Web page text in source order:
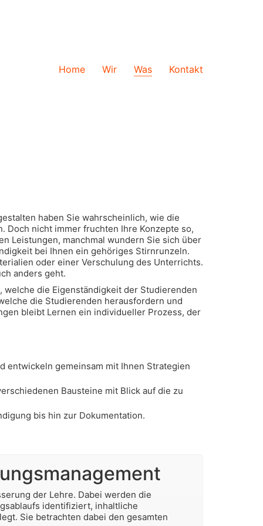
Home Wir Was Kontakt
haben Sie wahrscheinlich, wie die
Doch nicht immer fruchten Ihre Konzepte so,
Leistungen, manchmal wundern Sie sich über
bei Ihnen ein gehöriges Stirnrunzeln.
oder einer Verschulung des Unterrichts.
anders geht.
die Eigenständigkeit der Studierenden
die Studierenden herausfordern und
bleibt Lernen ein individueller Prozess, der
entwickeln gemeinsam mit Ihnen Strategien
Bausteine mit Blick auf die zu
bis hin zur Dokumentation.
der Lehre. Dabei werden die
identifiziert, inhaltliche
Sie betrachten dabei den gesamten